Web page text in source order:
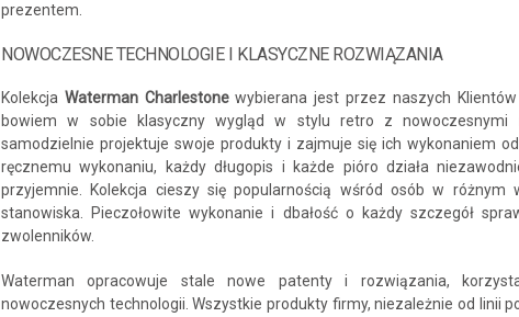
prezentem.
NOWOCZESNE TECHNOLOGIE I KLASYCZNE ROZWIĄZANIA
Kolekcja Waterman Charlestonewybierana jest przez naszych
bowiem w sobie klasyczny wygląd w stylu retro z nowoczesnymi
samodzielnie projektuje swoje produkty i zajmuje się ich wykonaniem
ręcznemu wykonaniu, każdy długopis i każde pióro działa
przyjemnie. Kolekcja cieszy się popularnością wśród osób w różnym
stanowiska. Pieczołowite wykonanie i dbałość o każdy szczegół
zwolenników.
Waterman opracowuje stale nowe patenty i rozwiązania,
nowoczesnych technologii. Wszystkie produkty firmy, niezależnie od linii